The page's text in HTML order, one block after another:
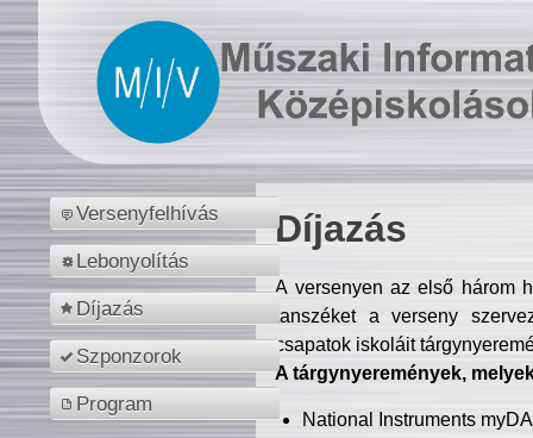
Versenyfelhívás
Lebonyolítás
Díjazás
Szponzorok
Program
Díjazás
A versenyen az első három
tanszéket a verseny
csapatok iskoláit
A tárgynyeremények,
National Instruments